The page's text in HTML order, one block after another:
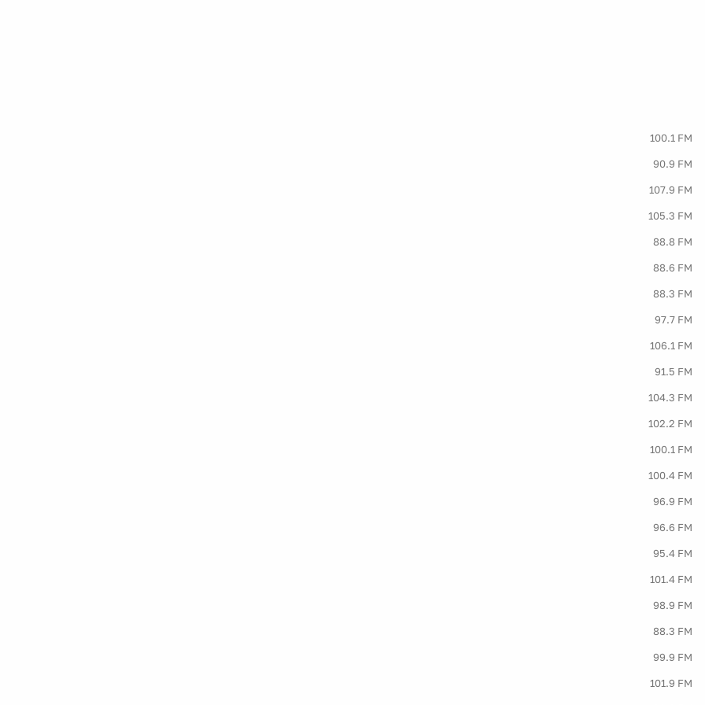
100.1 FM
90.9 FM
107.9 FM
105.3 FM
88.8 FM
88.6 FM
88.3 FM
97.7 FM
106.1 FM
91.5 FM
104.3 FM
102.2 FM
100.1 FM
100.4 FM
96.9 FM
96.6 FM
95.4 FM
101.4 FM
98.9 FM
88.3 FM
99.9 FM
101.9 FM